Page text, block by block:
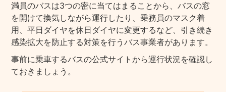
満員のバスは3つの密に当てはまることから、バスの窓
を開けて換気しながら運行したり、乗務員のマスク着
用、平日ダイヤを休日ダイヤに変更するなど、引き続き
感染拡大を防止する対策を行うバス事業者があります。
事前に乗車するバスの公式サイトから運行状況を確認し
ておきましょう。